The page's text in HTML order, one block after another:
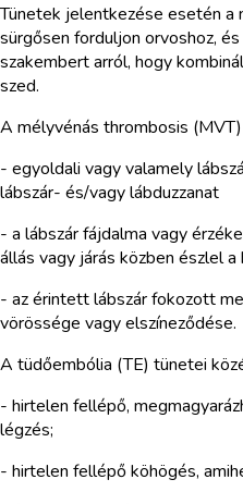
Tünetek jelentkezése esetén a
sürgősen forduljon orvoshoz,
szakembert arról, hogy
szed.
A mélyvénás thrombosis
- egyoldali vagy valamely
lábszár- és/vagy lábduzzanat
- a lábszár fájdalma vagy
állás vagy járás közben észlel a
- az érintett lábszár fokozott
vörössége vagy elszíneződése.
A tüdőembólia (TE) tünetei
- hirtelen fellépő,
légzés;
- hirtelen fellépő köhögés,